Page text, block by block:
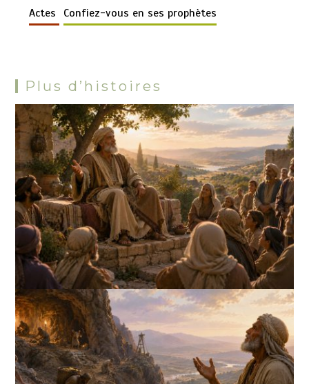
n
o
t
A r
t
Pr g
Actes Confiez-vous en ses prophètes
Plus d’histoires